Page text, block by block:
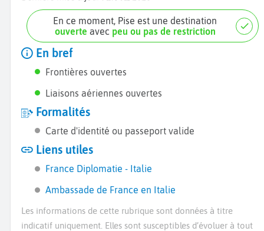
En ce moment, Pise est une destination
ouverte avec peu ou pas de restriction
En bref
Frontières ouvertes
Liaisons aériennes ouvertes
Formalités
Carte d'identité ou passeport valide
Liens utiles
France Diplomatie - Italie
Ambassade de France en Italie
Les informations de cette rubrique sont données à titre
indicatif uniquement. Elles sont susceptibles d’évoluer à tout